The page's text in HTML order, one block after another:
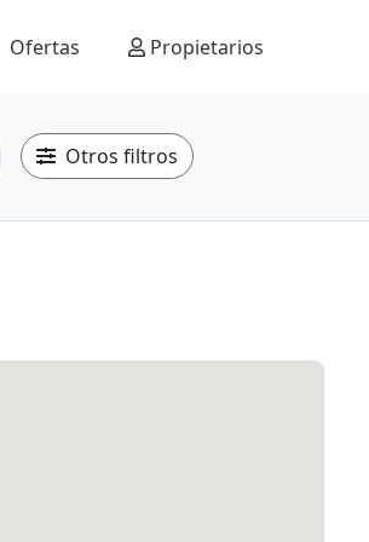
Ofertas Propietarios
Otros filtros